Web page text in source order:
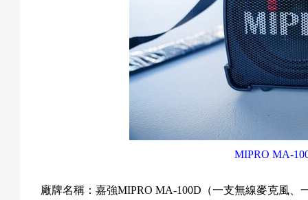
選
MIPRO MA-
廠牌名稱：嘉強MIPRO MA-100D （一支無線麥克風、